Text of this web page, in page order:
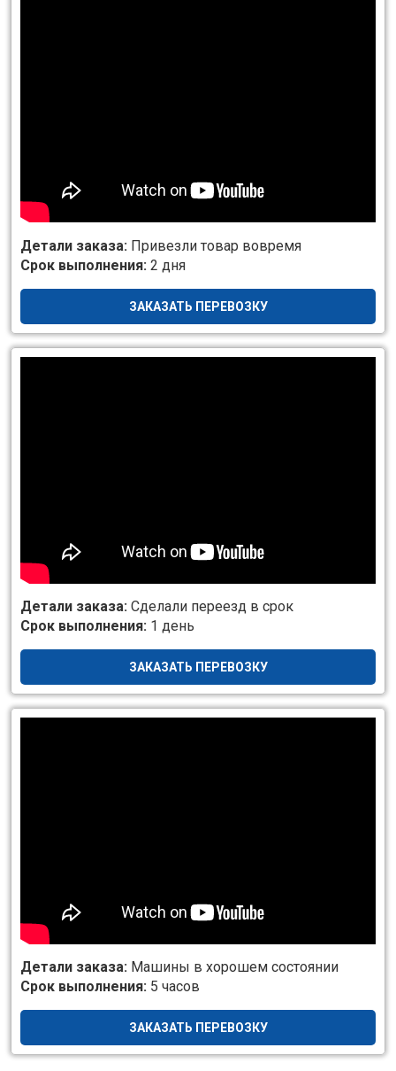
Детали заказа: Привезли товар вовремя
Срок выполнения: 2 дня
ЗАКАЗАТЬ ПЕРЕВОЗКУ
Детали заказа: Сделали переезд в срок
Срок выполнения: 1 день
ЗАКАЗАТЬ ПЕРЕВОЗКУ
Детали заказа: Машины в хорошем состоянии
Срок выполнения: 5 часов
ЗАКАЗАТЬ ПЕРЕВОЗКУ